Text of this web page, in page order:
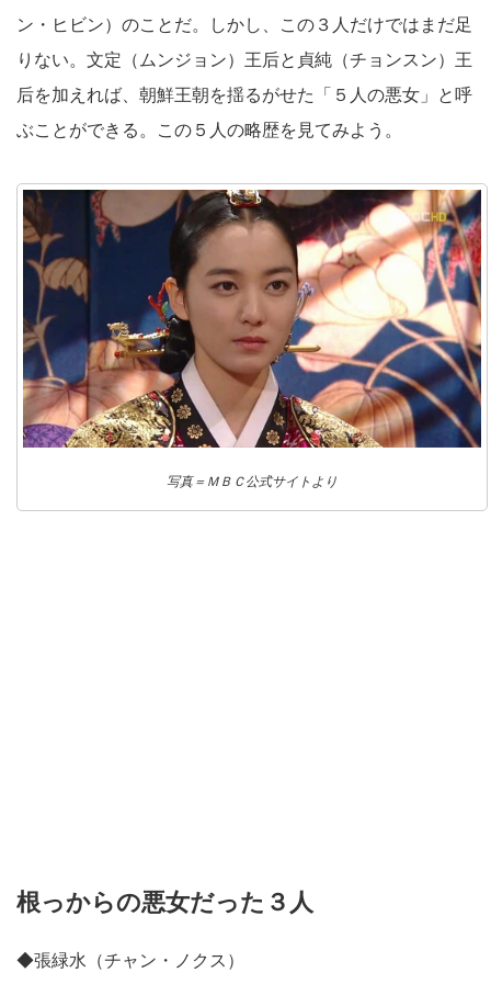
ン・ヒビン）のことだ。しかし、この３人だけではまだ足
りない。文定（ムンジョン）王后と貞純（チョンスン）王
后を加えれば、朝鮮王朝を揺るがせた「５人の悪女」と呼
ぶことができる。この５人の略歴を見てみよう。
写真＝ＭＢＣ公式サイトより
根っからの悪女だった３人
◆張緑水（チャン・ノクス）